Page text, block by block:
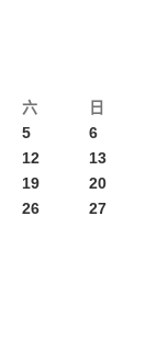
六 日
5
6
12
13
19
20
26
27